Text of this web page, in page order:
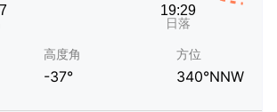
高度角
-37°
方位
340°NNW